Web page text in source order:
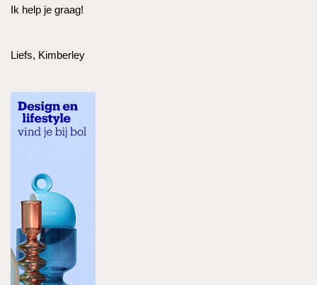
Ik help je graag!
Liefs, Kimberley